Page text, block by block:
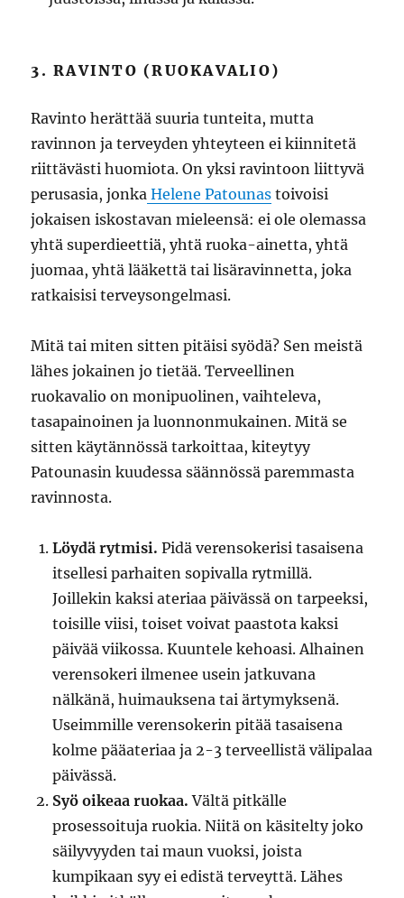
3. RAVINTO (RUOKAVALIO)
Ravinto herättää suuria tunteita, mutta
ravinnon ja terveyden yhteyteen ei kiinnitetä
riittävästi huomiota. On yksi ravintoon liittyvä
perusasia, jonka Helene Patounas toivoisi
jokaisen iskostavan mieleensä: ei ole olemassa
yhtä superdieettiä, yhtä ruoka-ainetta, yhtä
juomaa, yhtä lääkettä tai lisäravinnetta, joka
ratkaisisi terveysongelmasi.
Mitä tai miten sitten pitäisi syödä? Sen meistä
lähes jokainen jo tietää. Terveellinen
ruokavalio on monipuolinen, vaihteleva,
tasapainoinen ja luonnonmukainen. Mitä se
sitten käytännössä tarkoittaa, kiteytyy
Patounasin kuudessa säännössä paremmasta
ravinnosta.
Löydä rytmisi. Pidä verensokerisi tasaisena
itsellesi parhaiten sopivalla rytmillä.
Joillekin kaksi ateriaa päivässä on tarpeeksi,
toisille viisi, toiset voivat paastota kaksi
päivää viikossa. Kuuntele kehoasi. Alhainen
verensokeri ilmenee usein jatkuvana
nälkänä, huimauksena tai ärtymyksenä.
Useimmille verensokerin pitää tasaisena
kolme pääateriaa ja 2-3 terveellistä välipalaa
päivässä.
Syö oikeaa ruokaa. Vältä pitkälle
prosessoituja ruokia. Niitä on käsitelty joko
säilyvyyden tai maun vuoksi, joista
kumpikaan syy ei edistä terveyttä. Lähes